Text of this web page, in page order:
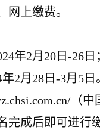
网上缴费。
4年2月 20 日 -26 日
年2月28日-3月5日
（中
完成后即可进行